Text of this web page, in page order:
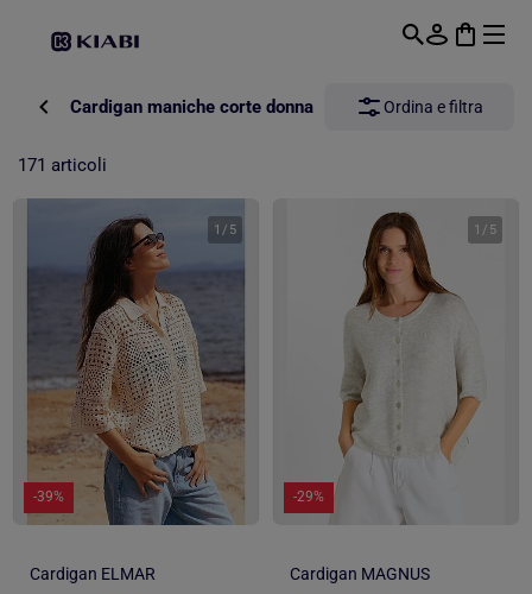
Cardigan maniche corte donna Ordina e filtra
171 articoli
1 / 5
-39%
Cardigan ELMAR
1 / 5
-29%
Cardigan MAGNUS